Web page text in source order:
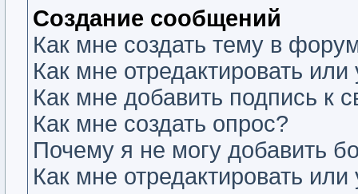
Создание сообщений
Как мне создать тему в
Как мне отредактировать
Как мне добавить подпись к
Как мне создать опрос?
Почему я не могу добавить
Как мне отредактировать